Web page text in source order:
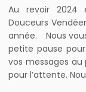
Au revoir 2024
Douceurs
année. Nous
petite pause
vos messages au
pour l’attente.